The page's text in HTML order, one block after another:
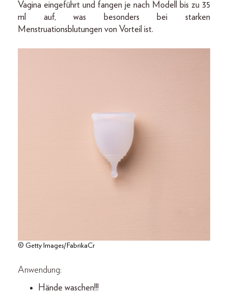
Vagina eingeführt und fangen je nach Modell bis zu 35
ml auf, was besonders bei starken
Menstruationsblutungen von Vorteil ist.
© Getty Images/FabrikaCr
Anwendung:
Hände waschen!!!